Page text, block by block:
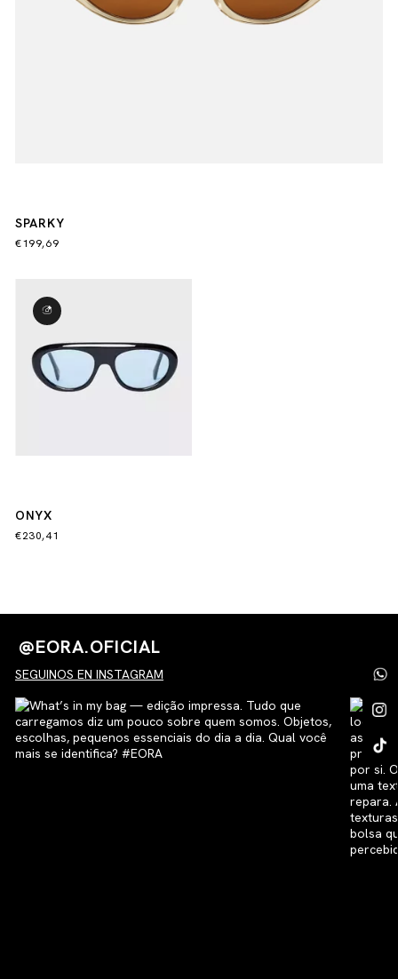
SPARKY
€199,69
ONYX
€230,41
@EORA.OFICIAL
SEGUINOS EN INSTAGRAM